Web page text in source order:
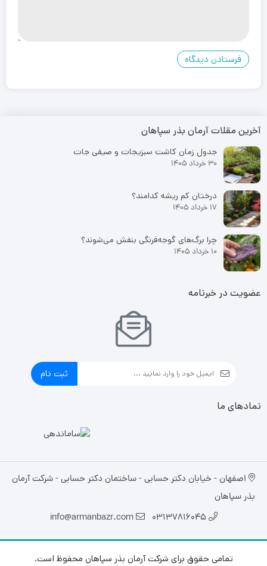
آخرین مقلات آرمان بذر سپاهان
جدول زمان کاشت سبزیجات و صیفی جات
30 خرداد 1405
درختان کم ریشه کدامند؟
17 خرداد 1405
چرا برگ‌های گوجه‌فرنگی بنفش می‌شوند؟
10 خرداد 1405
عضویت در خبرنامه
ثبت نام
نمادهای ما
اصفهان - خیابان دکتر حسابی - ساختمان دکتر حسابی - شرکت آرمان
بذر سپاهان
03137816045
info@armanbazr.com
تمامی حقوق برای شرکت آرمان بذر سپاهان محفوظ است.